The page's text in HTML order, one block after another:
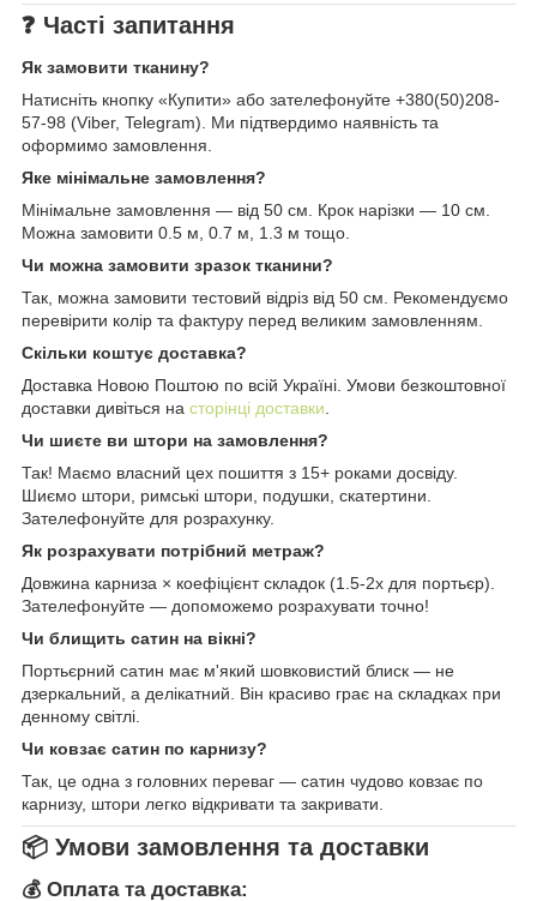
❓ Часті запитання
Як замовити тканину?
Натисніть кнопку «Купити» або зателефонуйте +380(50)208-
57-98 (Viber, Telegram). Ми підтвердимо наявність та
оформимо замовлення.
Яке мінімальне замовлення?
Мінімальне замовлення — від 50 см. Крок нарізки — 10 см.
Можна замовити 0.5 м, 0.7 м, 1.3 м тощо.
Чи можна замовити зразок тканини?
Так, можна замовити тестовий відріз від 50 см. Рекомендуємо
перевірити колір та фактуру перед великим замовленням.
Скільки коштує доставка?
Доставка Новою Поштою по всій Україні. Умови безкоштовної
доставки дивіться на сторінці доставки.
Чи шиєте ви штори на замовлення?
Так! Маємо власний цех пошиття з 15+ роками досвіду.
Шиємо штори, римські штори, подушки, скатертини.
Зателефонуйте для розрахунку.
Як розрахувати потрібний метраж?
Довжина карниза × коефіцієнт складок (1.5-2x для портьєр).
Зателефонуйте — допоможемо розрахувати точно!
Чи блищить сатин на вікні?
Портьєрний сатин має м'який шовковистий блиск — не
дзеркальний, а делікатний. Він красиво грає на складках при
денному світлі.
Чи ковзає сатин по карнизу?
Так, це одна з головних переваг — сатин чудово ковзає по
карнизу, штори легко відкривати та закривати.
📦 Умови замовлення та доставки
💰 Оплата та доставка: